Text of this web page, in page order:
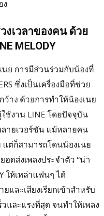
ง
งเวลาของคน ด้วย
MELODY
ย การมีส่วนร่วมกับน้องที่
ซึ่งเป็นเครื่องมือที่ช่วย
ว้าง ด้วยการทำให้น้องเนย
ช้งาน LINE โดยปัจจุบัน
ายเวอร์ชัน แม้หลายคน
แต่ก็สามารถโดนน้องเนย
ดส่งเพลงประจำตัว “น่า
ให้เหล่าแฟนๆ ได้
และเสียงเรียกเข้าสำหรับ
และแรงที่สุด จนทำให้เพลง